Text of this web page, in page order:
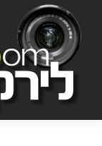
content